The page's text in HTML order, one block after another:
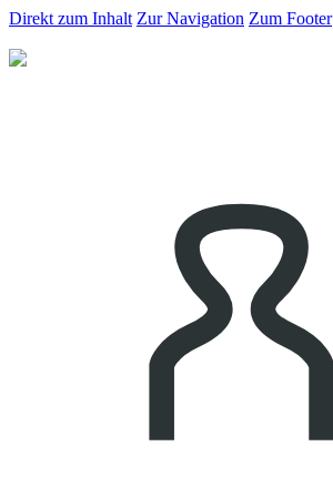
Direkt zum Inhalt Zur Navigation Zum Footer